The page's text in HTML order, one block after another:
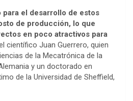
para el desarrollo de estos
de producción, lo que
en poco atractivos para
científico Juan Guerrero, quien
de la Mecatrónica de la
y un doctorado en
de la Universidad de Sheffield,